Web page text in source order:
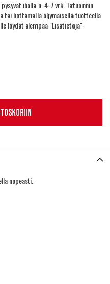
iholla n. 4-7 vrk. Tatuoinnin
tai liottamalla öljymäisellä tuotteella
löydät alempaa "Lisätietoja"-
nopeasti.